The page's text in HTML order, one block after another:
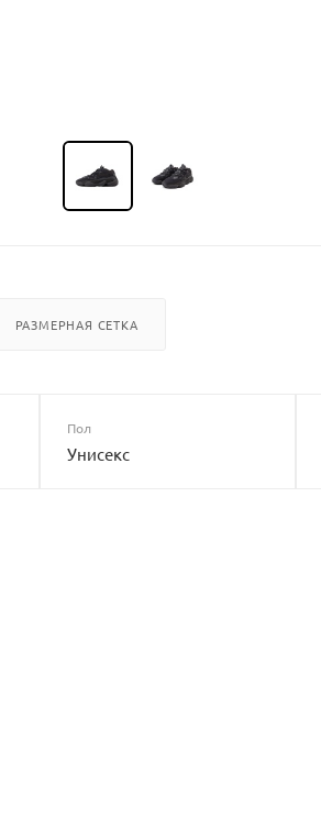
РАЗМЕРНАЯ СЕТКА
Пол
Унисекс